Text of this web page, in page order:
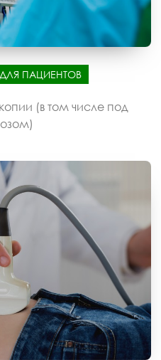
ПАЦИЕНТОВ
(в том числе под